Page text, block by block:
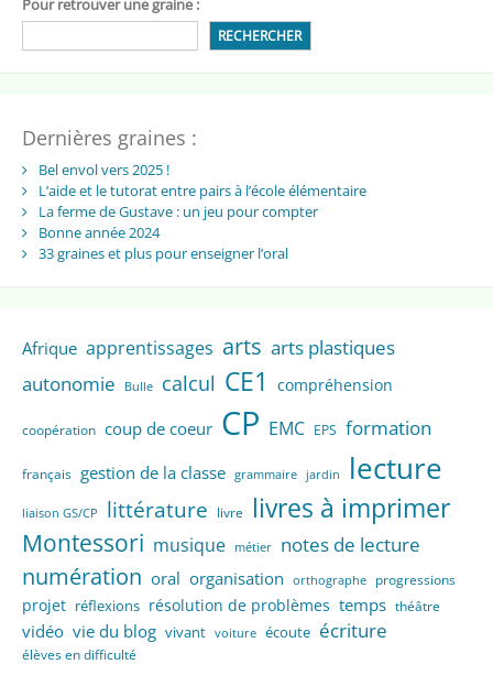
Pour retrouver une graine :
RECHERCHER
Dernières graines :
Bel envol vers 2025 !
L’aide et le tutorat entre pairs à l’école élémentaire
La ferme de Gustave : un jeu pour compter
Bonne année 2024
33 graines et plus pour enseigner l’oral
Afrique apprentissages arts arts plastiques
autonomie
Bulle calcul CE1 compréhension
coopération coup de coeur CP EMC EPS formation
français gestion de la classe grammaire jardin lecture
liaison GS/CP littérature livre livres à imprimer
Montessori musique métier notes de lecture
numération oral organisation orthographe progressions
projet réflexions résolution de problèmes temps théâtre
vidéo vie du blog vivant voiture écoute écriture
élèves en difficulté